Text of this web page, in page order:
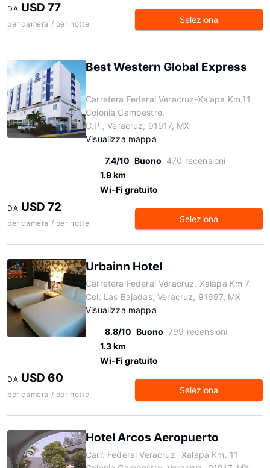
DA USD 77
per camera / per notte Seleziona
Best Western Global Express
Carretera Federal Veracruz-Xalapa Km.11
Colonia Campestre.
C.P., Veracruz, 91917, MX
Visualizza mappa
7.4/10 Buono 470 recensioni
1.9 km
Wi-Fi gratuito
DA USD 72
per camera / per notte Seleziona
Urbainn Hotel
Carretera Federal Veracruz, Xalapa Km 7
Col. Las Bajadas, Veracruz, 91697, MX
Visualizza mappa
8.8/10 Buono 799 recensioni
1.3 km
Wi-Fi gratuito
DA USD 60
per camera / per notte Seleziona
Hotel Arcos Aeropuerto
Carr. Federal Veracruz- Xalapa Km. 11